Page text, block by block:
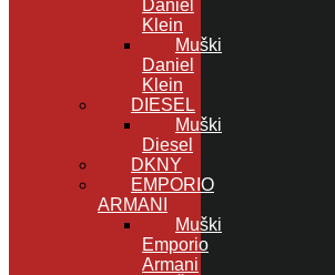
Daniel
Klein
Muški
Daniel
Klein
DIESEL
Muški
Diesel
DKNY
EMPORIO
ARMANI
Muški
Emporio
Armani